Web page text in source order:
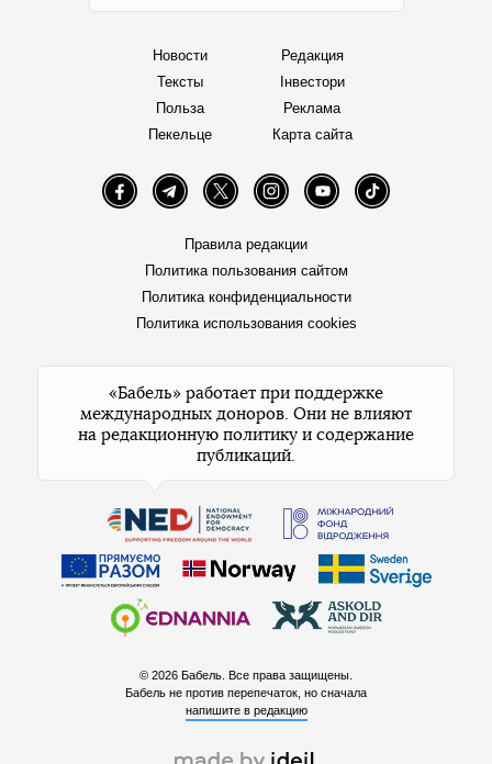
Новости
Тексты
Польза
Пекельце
Редакция
Інвестори
Реклама
Карта сайта
FacebookTelegramTwitter InstagramYouTube TikTok
Правила редакции
Политика пользования сайтом
Политика конфиденциальности
Политика использования cookies
«Бабель» работает при поддержке
международных доноров. Они не влияют
на редакционную политику и содержание
публикаций.
© 2026 Бабель. Все права защищены.
Бабель не против перепечаток, но сначала
напишите в редакцию